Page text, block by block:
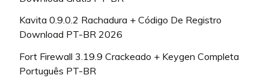
Kavita 0.9.0.2 Rachadura + Código De Registro
Download PT-BR 2026
Fort Firewall 3.19.9 Crackeado + Keygen Completa
Português PT-BR